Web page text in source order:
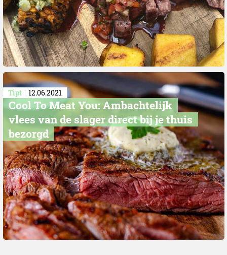
Tipt 12.06.2021
Cool To Meat You: Ambachtelijk
vlees van de slager direct bij je thuis
bezorgd